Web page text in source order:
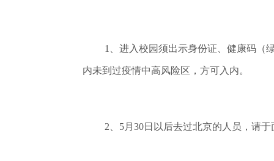
1、进入校园须出示身份证、健康码（
内未到过疫情中高风险区，方可入内。
2、5月30日以后去过北京的人员，请